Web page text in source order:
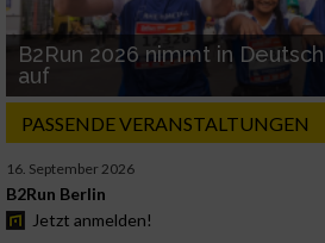
B2Run 2026 nimmt in
auf
PASSENDE VERANSTALTUNGEN
16. September 2026
B2Run Berlin
Jetzt anmelden!